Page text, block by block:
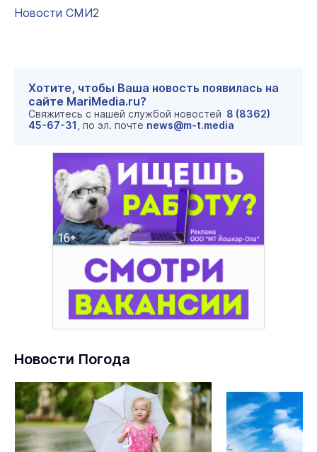
Новости СМИ2
Хотите, чтобы Ваша новость появилась на
сайте MariMedia.ru?
Свяжитесь с нашей службой новостей 8 (8362)
45-67-31 , по эл. почте news@m-t.media
Новости Погода